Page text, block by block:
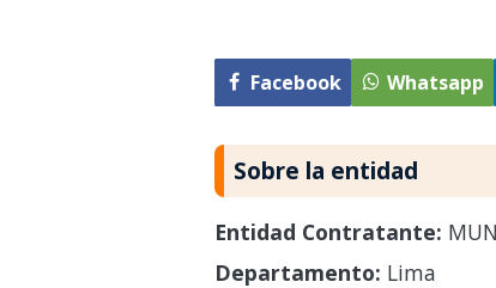
Facebook Whatsapp
Sobre la entidad
Entidad Contratante:
Departamento: Lima